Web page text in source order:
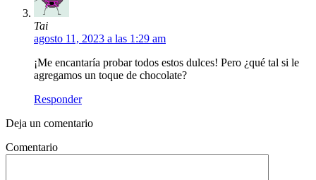
Tai
agosto 11, 2023 a las 1:29 am
¡Me encantaría probar todos estos dulces! Pero ¿qué tal si le
agregamos un toque de chocolate?
Responder
Deja un comentario
Comentario